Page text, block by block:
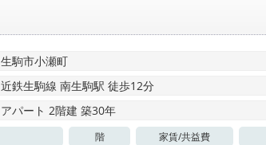
生駒市小瀬町
近鉄生駒線 南生駒駅 徒歩12分
アパート 2階建 築30年
階 家賃/共益費